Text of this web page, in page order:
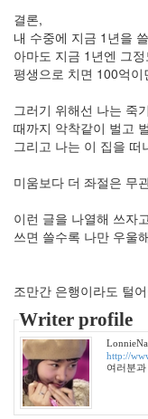
결론,
내 수중에 지금 1년을
아마도 지금 1년엔 그
평생으로 치면 100억이
그러기 위해선 나는 죽
때까지 악착같이 벌고
그리고 나는 이 집을 떠
미움보다 더 좌절은 무
이런 글을 나열해 쓰자
쓰면 쓸수록 나만 우울
조만간 은행이라도 털
Writer profile
http://
여러분
2007
년
12
월
3
2008
년
51
2008
년
1
월
6
2008
월
7
2008
년
3
월
6